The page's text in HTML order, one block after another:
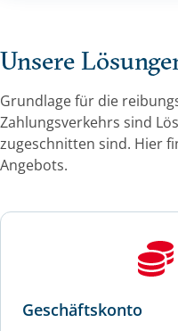
Unsere
Grundlage für die
Zahlungsverkehrs sind
zugeschnitten sind. Hier
Angebots.
Geschäftskonto